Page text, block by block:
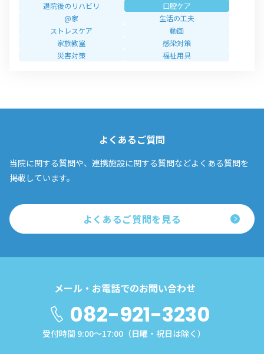
退院後のリハビリ
口腔ケア
@家
生活の工夫
ストレスケア
動画
家族教室
感染対策
災害対策
福祉用具
よくあるご質問
当院に関する質問や、連携施設に関する質問などよくある質問を
掲載しています。
よくあるご質問を見る
メール・お電話でのお問い合わせ
082-921-3230
受付時間 9:00～17:00（日曜・祝日は除く）